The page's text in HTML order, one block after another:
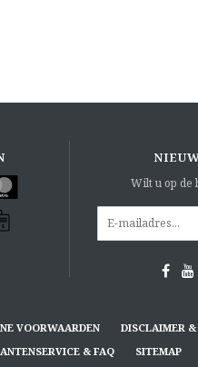
Wilt u op de
VOORWAARDEN DISCLAIMER
& FAQ
SITEMAP